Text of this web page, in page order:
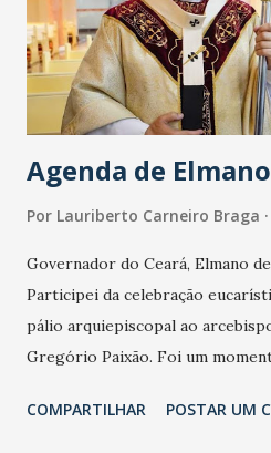
Agenda de Elmano
Por Lauriberto Carneiro Braga
Governador do Ceará, Elmano
Participei da celebração
pálio arquiepiscopal ao
Gregório Paixão. Foi um
essa tão importante vestimenta
COMPARTILHAR POSTAR UM